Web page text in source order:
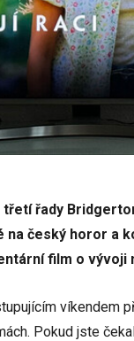
řady
na český horor a
film o vývoji
víkendem
Pokud jste